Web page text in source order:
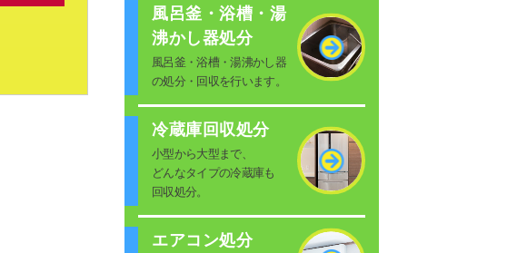
風呂釜・浴槽・湯
沸かし器処分
風呂釜・浴槽・湯沸かし器
の処分・回収を行います。
冷蔵庫回収処分
小型から大型まで、
どんなタイプの冷蔵庫も
回収処分。
エアコン処分